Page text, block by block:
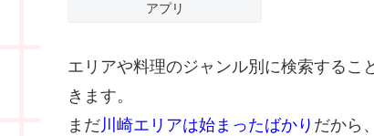
アプリ
エリアや料理のジャンル別に検索するこ
きます。
まだ川崎エリアは始まったばかり だから